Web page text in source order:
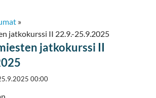
»
jatkokurssi II 22.9.-25.9.2025
jatkokurssi II
00:00